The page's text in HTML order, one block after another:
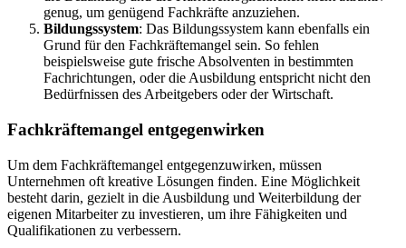
genug, um genügend Fachkräfte anzuziehen.
Bildungssystem: Das Bildungssystem kann ebenfalls ein
Grund für den Fachkräftemangel sein. So fehlen
beispielsweise gute frische Absolventen in bestimmten
Fachrichtungen, oder die Ausbildung entspricht nicht den
Bedürfnissen des Arbeitgebers oder der Wirtschaft.
Fachkräftemangel entgegenwirken
Um dem Fachkräftemangel entgegenzuwirken, müssen
Unternehmen oft kreative Lösungen finden. Eine Möglichkeit
besteht darin, gezielt in die Ausbildung und Weiterbildung der
eigenen Mitarbeiter zu investieren, um ihre Fähigkeiten und
Qualifikationen zu verbessern.